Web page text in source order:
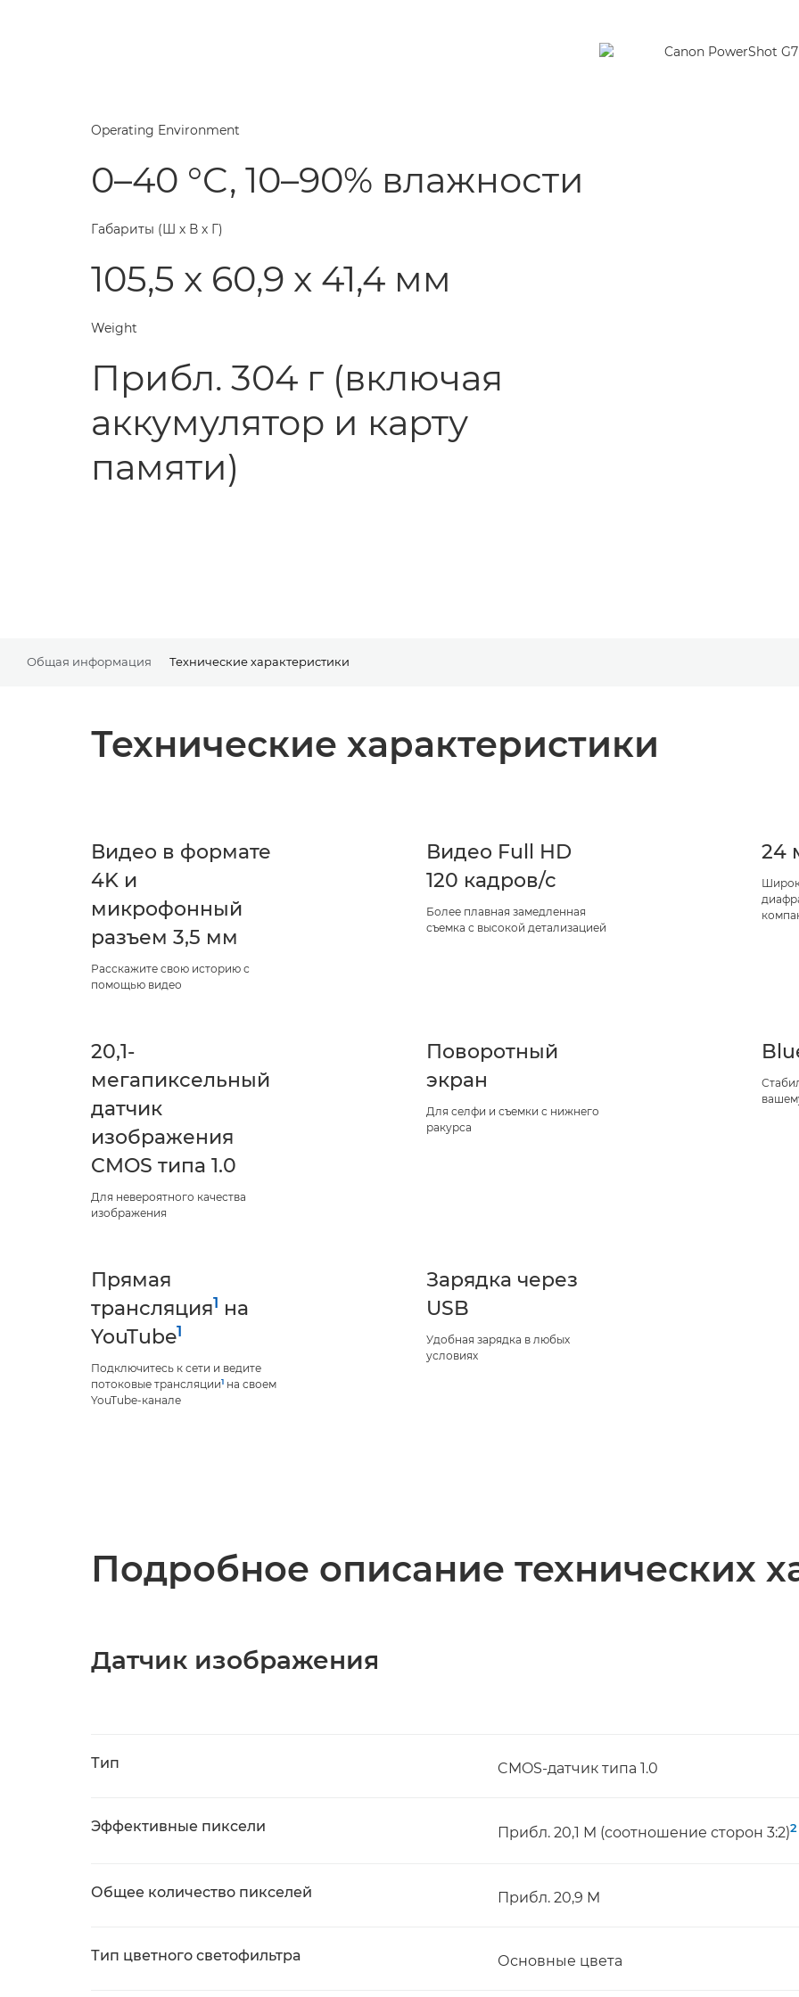
Operating Environment
0–40 °C, 10–90% влажности
Габариты (Ш х В х Г)
105,5 x 60,9 x 41,4 мм
Weight
Прибл. 304 г (включая
аккумулятор и карту
памяти)
Общая информация Технические характеристики
Технические характеристики
Видео в формате
4K и
микрофонный
разъем 3,5 мм
Расскажите свою историю с
помощью видео
Видео Full HD
120 кадров/с
Более плавная замедленная
съемка с высокой детализацией
24
20,1-
мегапиксельный
датчик
изображения
CMOS типа 1.0
Для невероятного качества
изображения
Поворотный
экран
Для селфи и съемки с нижнего
ракурса
Прямая
трансляция1 на
YouTube1
Подключитесь к сети и ведите
потоковые трансляции1 на своем
YouTube-канале
Зарядка через
USB
Удобная зарядка в любых
условиях
Подробное описание технических
Датчик изображения
Тип CMOS-датчик типа 1.0
Эффективные пиксели Прибл. 20,1 M (соотношение сторон 3:2)2
Общее количество пикселей Прибл. 20,9 M
Тип цветного светофильтра Основные цвета